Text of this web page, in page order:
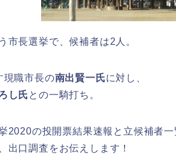
市長選挙で、候補者は2人。
現職市長の南出賢一氏に対し、
し氏 との一騎打ち。
2020の投開票結果速報と立候補者一
出口調査をお伝えします！